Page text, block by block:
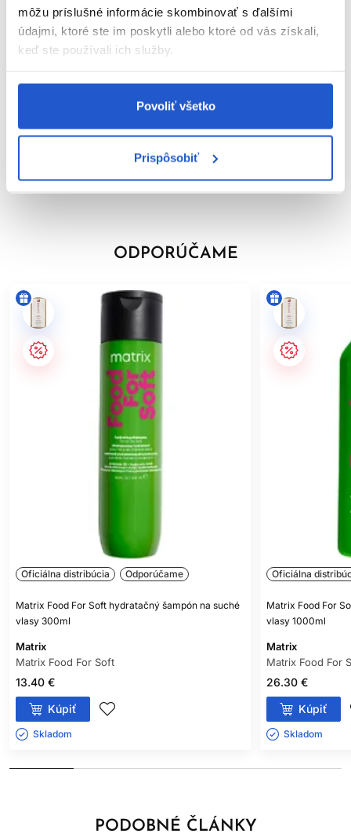
môžu príslušné informácie skombinovať s ďalšími
údajmi, ktoré ste im poskytli alebo ktoré od vás získali,
keď ste používali ich služby.
Povoliť všetko
Prispôsobiť
ODPORÚČAME
Oficiálna distribúcia Odporúčame
Matrix Food For Soft hydratačný šampón na suché
vlasy 300ml
Matrix
Matrix Food For Soft
13.40 €
Kúpiť
Skladom ㅤ
Oficiálna
Matrix Food For
vlasy 1000ml
Matrix
Matrix Food For
26.30 €
Kúpiť
Skladom ㅤ
PODOBNÉ ČLÁNKY